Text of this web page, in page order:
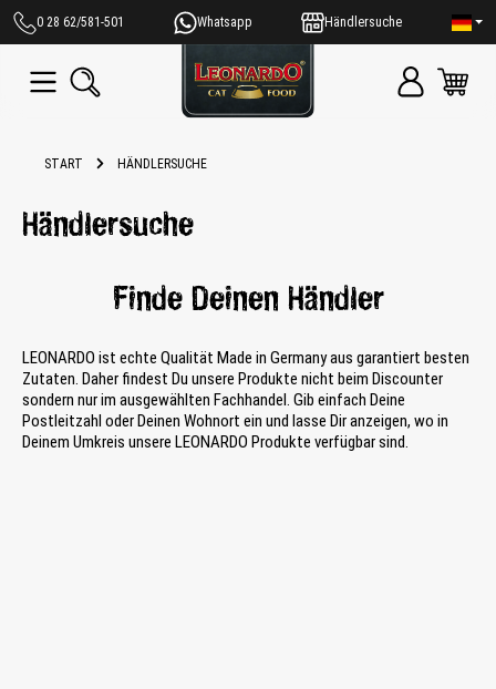
springen
0 28 62/581-501 Whatsapp Händlersuche
START HÄNDLERSUCHE
Händlersuche
Finde Deinen Händler
LEONARDO ist echte Qualität Made in Germany aus garantiert besten
Zutaten. Daher findest Du unsere Produkte nicht beim Discounter
sondern nur im ausgewählten Fachhandel. Gib einfach Deine
Postleitzahl oder Deinen Wohnort ein und lasse Dir anzeigen, wo in
Deinem Umkreis unsere LEONARDO Produkte verfügbar sind.